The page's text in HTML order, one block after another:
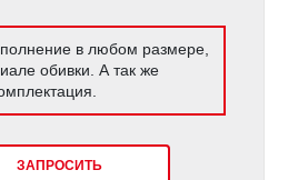
в любом размере,
обивки. А так же
ЗАПРОСИТЬ